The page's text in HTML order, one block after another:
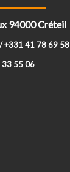
94000 Créteil
+331 41 78 69 58
33 55 06